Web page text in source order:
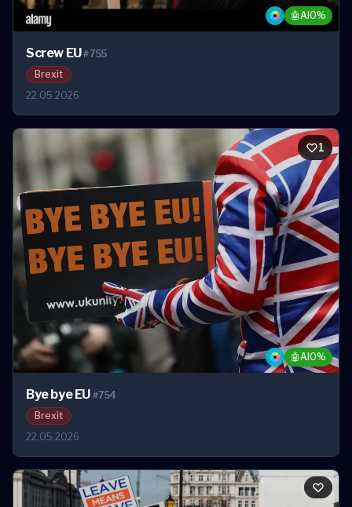
🤖AI 0%
Screw EU#755
Brexit
22.05.2026
1
🤖 AI 0%
1
Bye bye EU #754
Brexit
22.05.2026